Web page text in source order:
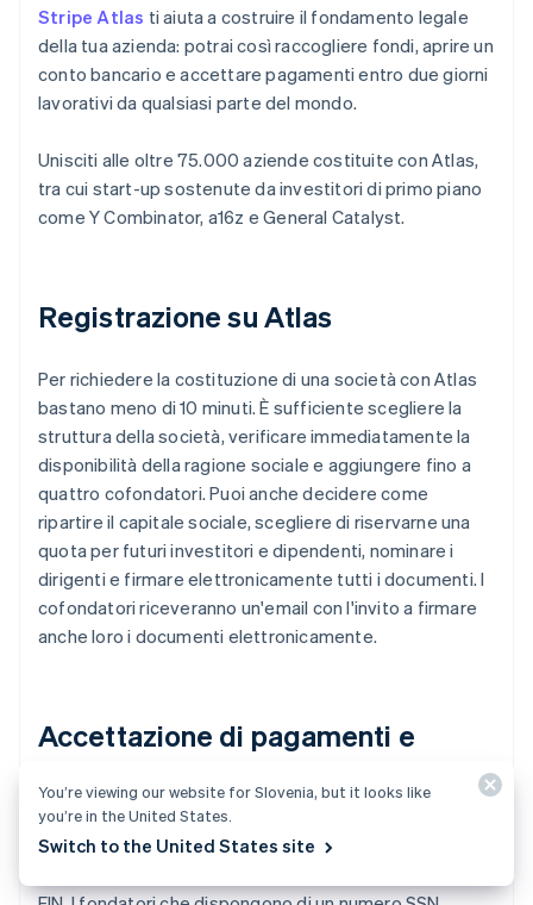
Stripe Atlas ti aiuta a costruire il fondamento legale
della tua azienda: potrai così raccogliere fondi, aprire un
conto bancario e accettare pagamenti entro due giorni
lavorativi da qualsiasi parte del mondo.
Unisciti alle oltre 75.000 aziende costituite con Atlas,
tra cui start-up sostenute da investitori di primo piano
come Y Combinator, a16z e General Catalyst.
Registrazione su Atlas
Per richiedere la costituzione di una società con Atlas
bastano meno di 10 minuti. È sufficiente scegliere la
struttura della società, verificare immediatamente la
disponibilità della ragione sociale e aggiungere fino a
quattro cofondatori. Puoi anche decidere come
ripartire il capitale sociale, scegliere di riservarne una
quota per futuri investitori e dipendenti, nominare i
dirigenti e firmare elettronicamente tutti i documenti. I
cofondatori riceveranno un'email con l'invito a firmare
anche loro i documenti elettronicamente.
Accettazione di pagamenti e
dell'arrivo del tuo EIN
You’re viewing our website for Slovenia, but it looks like
you’re in the United States.
Switch to the United States site